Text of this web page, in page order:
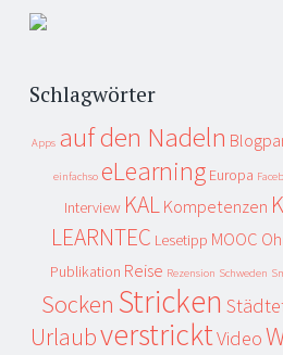
Schlagwörter
Apps auf den Nadeln
einfachso eLearning Europa
Interview KAL Kompetenzen
LEARNTEC Lesetipp MOOC
Publikation Reise Rezension Schweden
Socken Stricken
UrlaubverstricktVideo